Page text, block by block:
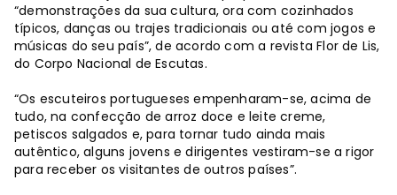
“demonstrações da sua cultura, ora com cozinhados
típicos, danças ou trajes tradicionais ou até com jogos e
músicas do seu país”, de acordo com a revista Flor de Lis,
do Corpo Nacional de Escutas.
“Os escuteiros portugueses empenharam-se, acima de
tudo, na confecção de arroz doce e leite creme,
petiscos salgados e, para tornar tudo ainda mais
autêntico, alguns jovens e dirigentes vestiram-se a rigor
para receber os visitantes de outros países”.